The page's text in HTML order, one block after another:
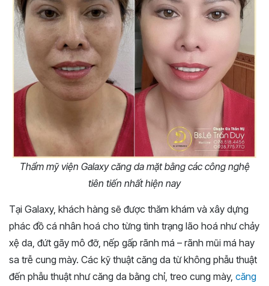
Thẩm mỹ viện Galaxy căng da mặt bằng các công nghệ
tiên tiến nhất hiện nay
Tại Galaxy, khách hàng sẽ được thăm khám và xây dựng
phác đồ cá nhân hoá cho từng tình trạng lão hoá như chảy
xệ da, đứt gãy mô đỡ, nếp gấp rãnh má – rãnh mũi má hay
sa trễ cung mày. Các kỹ thuật căng da từ không phẫu thuật
đến phẫu thuật như căng da bằng chỉ, treo cung mày, căng